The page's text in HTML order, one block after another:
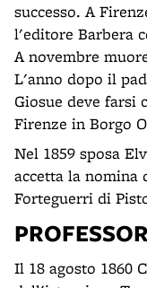
successo. A
l'editore Barbera
A novembre
L'anno dopo il
Giosue deve farsi
Firenze in Borgo
Nel 1859 sposa
accetta la nomina
Forteguerri di
Il 18 agosto 1860